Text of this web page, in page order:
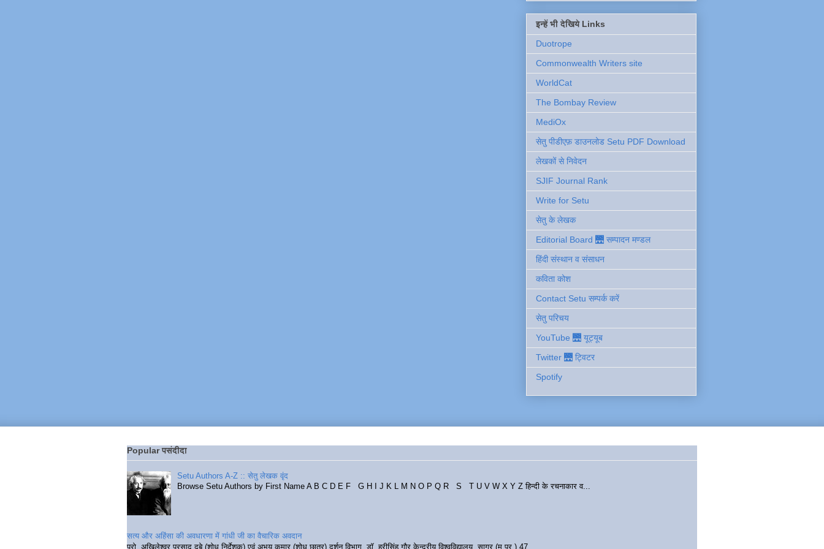
इन्हें भी देखिये Links
Duotrope
Commonwealth Writers site
WorldCat
The Bombay Review
MediOx
सेतु पीडीएफ़ डाउनलोड Setu PDF Download
लेखकों से निवेदन
SJIF Journal Rank
Write for Setu
सेतु के लेखक
Editorial Board 🌉 सम्पादन मण्डल
हिंदी संस्थान व संसाधन
कविता कोश
Contact Setu सम्पर्क करें
सेतु परिचय
YouTube 🌉 यूट्यूब
Twitter 🌉 ट्विटर
Spotify
Popular पसंदीदा
Setu Authors A-Z :: सेतु लेखक वृंद
Browse Setu Authors by First Name A B C D E F G H I J K L M N O P Q R S T U V W X Y Z हिन्दी के रचनाकार व...
सत्य और अहिंसा की अवधारणा में गांधी जी का वैचारिक अवदान
प्रो. अखिलेश्वर प्रसाद दुबे (शोध निर्देशक) एवं अभय कुमार (शोध छात्र) दर्शन विभाग, डॉ. हरीसिंह गौर केन्द्रीय विश्वविद्यालय, सागर (म.प्र.) 47...